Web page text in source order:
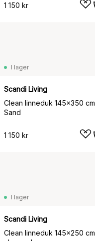
1 150 kr
I lager
Scandi Living
Clean linneduk 145x350 cm,
Sand
1 150 kr
I lager
Scandi Living
Clean linneduk 145x250 cm,